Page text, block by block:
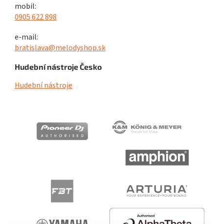
mobil:
0905 622 898
e-mail:
bratislava@melodyshop.sk
Hudební nástroje Česko
Hudební nástroje